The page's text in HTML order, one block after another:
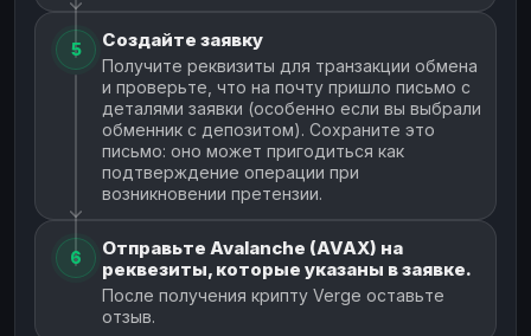
5 Создайте заявку
Получите реквизиты для транзакции обмена
и проверьте, что на почту пришло письмо с
деталями заявки (особенно если вы выбрали
обменник с депозитом). Сохраните это
письмо: оно может пригодиться как
подтверждение операции при
возникновении претензии.
6
Отправьте Avalanche (AVAX) на
реквезиты, которые указаны в заявке.
После получения крипту Verge оставьте
отзыв.